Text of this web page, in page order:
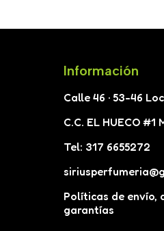
Información
Calle 46 · 53-46
C.C. EL HUECO #1
Tel: 317 6655272
Políticas de envío,
garantías